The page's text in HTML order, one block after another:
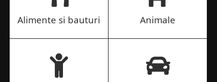
Alimente si bauturi Animale